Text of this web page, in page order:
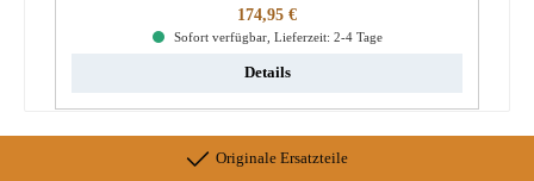
Regulärer Preis:
174,95 €
Sofort verfügbar, Lieferzeit: 2-4 Tage
Details
Originale Ersatzteile